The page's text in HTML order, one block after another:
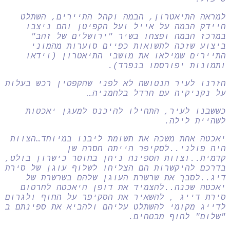
למראה התיאטרון, הבמה וקהל התיירים, השתלט
חיידק הבמה על אייל ועל הקפיטן והם ניצבו
במרכז הבמה ופצחו בשיר "ירושלים של זהב"
ביצוע שזכה לתשואות כפיים סוערות מהמוני
התיירים שמילאו את מושבי התיאטרון (וידאו
ותמונות יפורסמו בנפרד).
חזרנו לעיר הנטושה לא לפני שהקפטין רכש בעלות
על נקניקיה עם חרדל בלחמניה…
כששבנו לעיר, התחילו להיכנס למעגן יאכטות
לשהיית לילה.
יאכטה אחת משכה את תשומת ליבנו במיוחד…הצוות
היה פולני..לסקיפר הייתה חסרה שן
קדמית..וצוות הספינה ניחן בחוסר כישרון בולט,
בדרכם להיקשרות הם הצליחו לשלוף עוגן של סירת
דיג..לסבך את שרשרת העוגן שלהם בשרשרת של
יאכטה שכנה..להצמיד את דופן היאכטה לחרטום
סירת דייג , להשאיר את הסקיפר על החוף ולגרום
לדייג מקומי להשתלט עליהם ולהביא את ספינתם ב
"שלום" לחוף מבטחים.